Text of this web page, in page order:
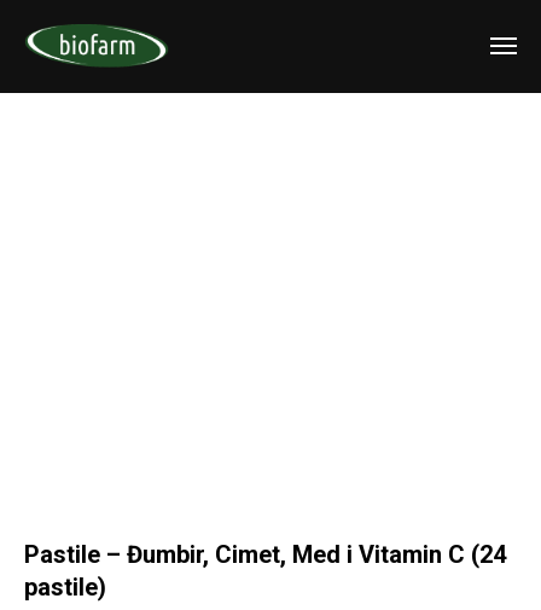
Pastile – Đumbir, Cimet, Med i Vitamin C (24
pastile)